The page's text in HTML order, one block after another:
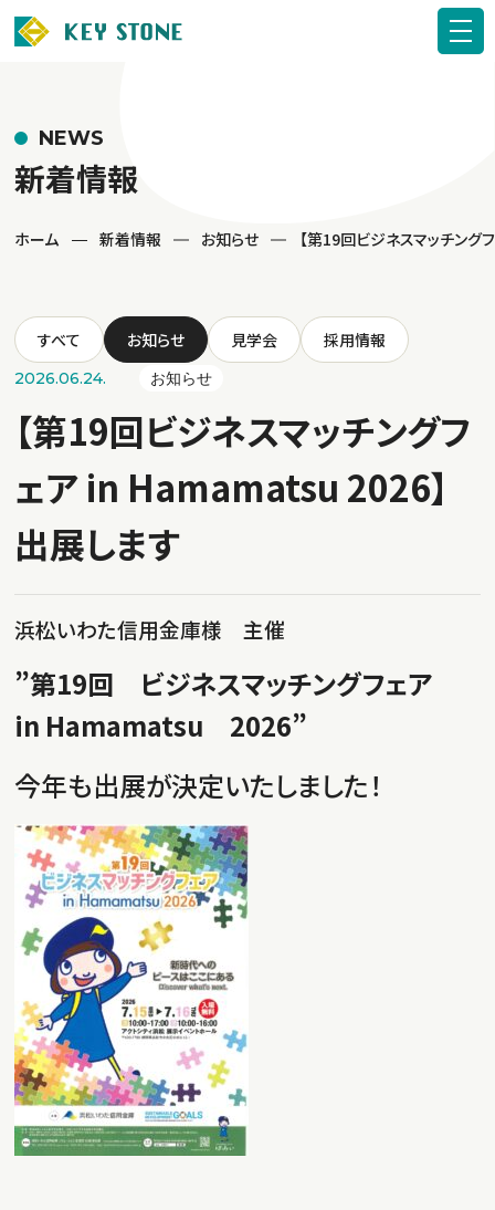
NEWS
新着情報
ホーム 新着情報 お知らせ 【第19回ビジネスマッチン
すべて お知らせ 見学会 採用情報
2026.06.24. お知らせ
【第19回ビジネスマッチングフ
ェア in Hamamatsu 2026】
出展します
浜松いわた信用金庫様 主催
”第19回 ビジネスマッチングフェア
in Hamamatsu 2026”
今年も出展が決定いたしました！